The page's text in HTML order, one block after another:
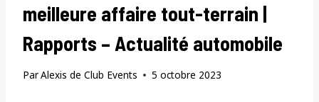
meilleure affaire tout-terrain |
Rapports – Actualité automobile
ParAlexis de Club Events 5 octobre 2023